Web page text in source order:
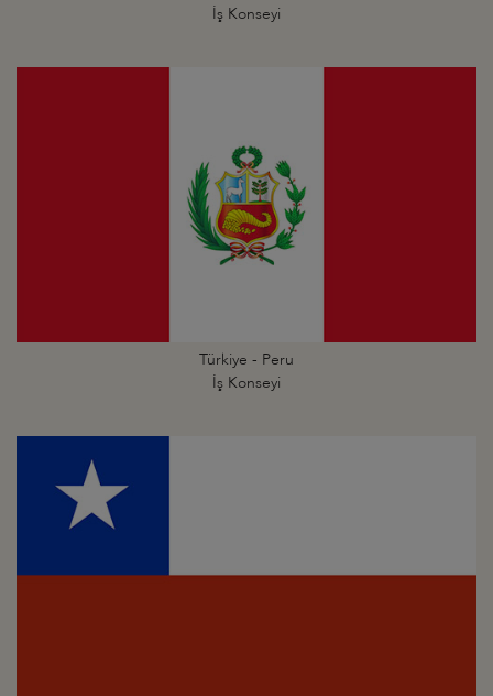
İş Konseyi
Türkiye - Peru
İş Konseyi